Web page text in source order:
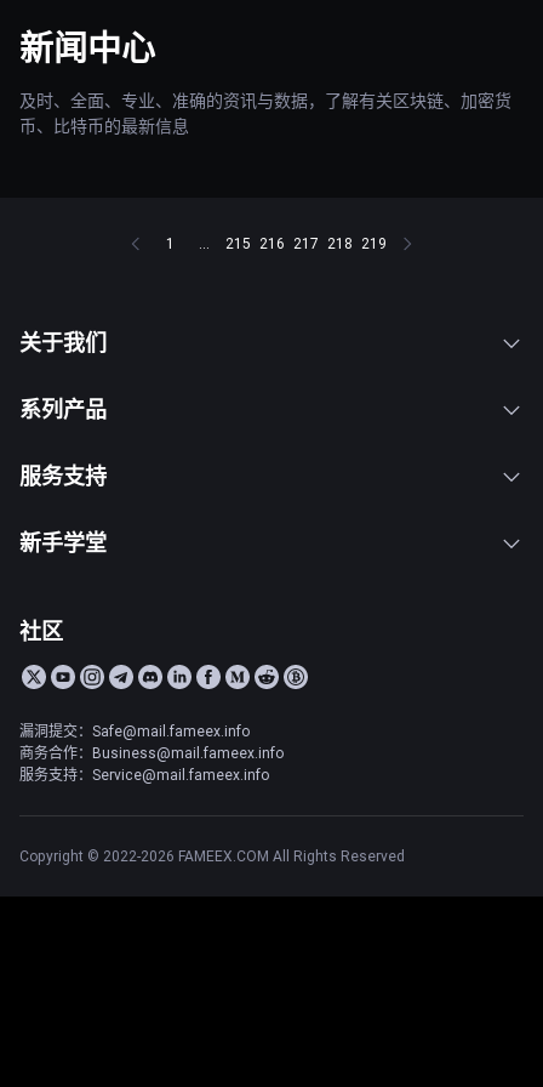
新闻中心
及时、全面、专业、准确的资讯与数据，了解有关区块链、加密货
币、比特币的最新信息
1 ... 215 216 217 218 219
关于我们
系列产品
服务支持
新手学堂
社区
漏洞提交：Safe@mail.fameex.info
商务合作：Business@mail.fameex.info
服务支持：Service@mail.fameex.info
Copyright © 2022-2026 FAMEEX.COM All Rights Reserved